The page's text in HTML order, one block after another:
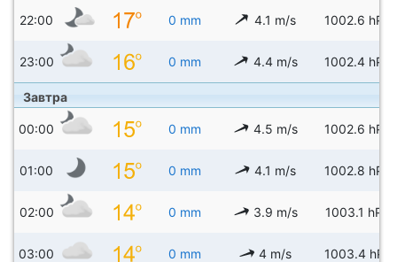
22:00 0 mm 4.1 m/s 1002.6 hPa
23:00 0 mm 4.4 m/s 1002.4 hPa
Завтра
00:00 0 mm 4.5 m/s 1002.6 hPa
01:00 0 mm 4.1 m/s 1002.8 hPa
02:00 0 mm 3.9 m/s 1003.1 hPa
03:00 0 mm 4 m/s 1003.4 hPa